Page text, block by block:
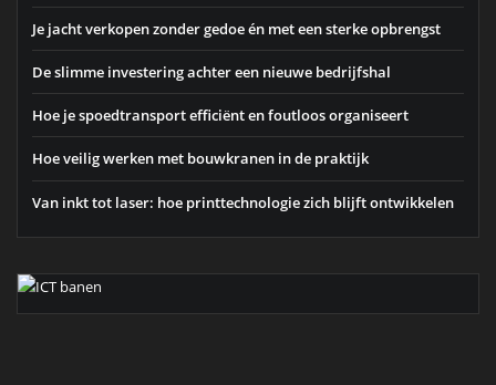
Je jacht verkopen zonder gedoe én met een sterke opbrengst
De slimme investering achter een nieuwe bedrijfshal
Hoe je spoedtransport efficiënt en foutloos organiseert
Hoe veilig werken met bouwkranen in de praktijk
Van inkt tot laser: hoe printtechnologie zich blijft ontwikkelen